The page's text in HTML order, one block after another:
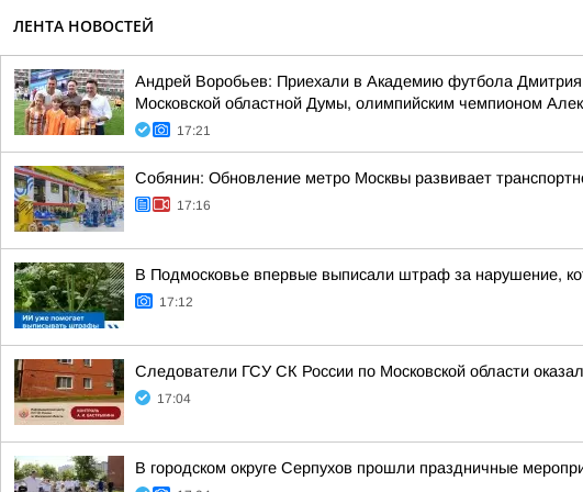
ЛЕНТА НОВОСТЕЙ
Андрей Воробьев: Приехали в Академию футбола
Московской областной Думы, олимпийским чемпионом
17:21
Собянин: Обновление метро Москвы развивает
17:16
В Подмосковье впервые выписали штраф за нарушение,
17:12
Следователи ГСУ СК России по Московской области
17:04
В городском округе Серпухов прошли праздничные